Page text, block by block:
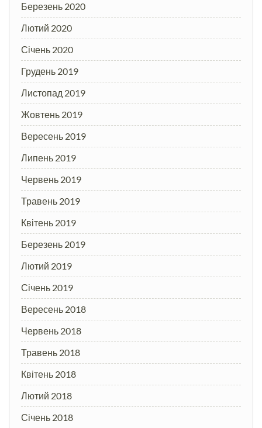
Березень 2020
Лютий 2020
Січень 2020
Грудень 2019
Листопад 2019
Жовтень 2019
Вересень 2019
Липень 2019
Червень 2019
Травень 2019
Квітень 2019
Березень 2019
Лютий 2019
Січень 2019
Вересень 2018
Червень 2018
Травень 2018
Квітень 2018
Лютий 2018
Січень 2018